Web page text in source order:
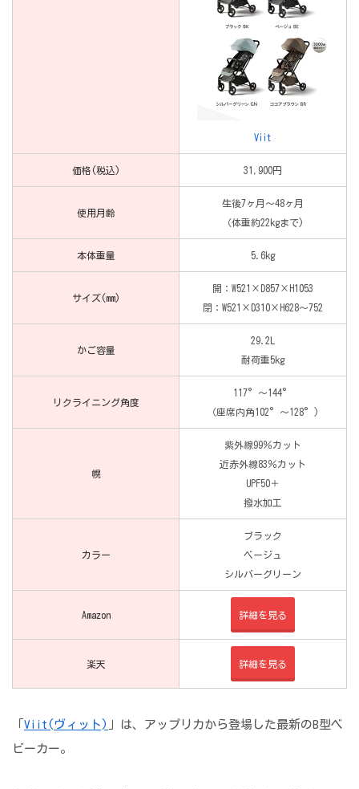
Viit
価格(税込) 31,900円
使用月齢
生後7ヶ月～48ヶ月
（体重約22kgまで)
本体重量 5.6kg
サイズ(mm)
開：W521×D857×H1053
閉：W521×D310×H628～752
かご容量
29.2L
耐荷重5kg
リクライニング角度
117°～144°
（座席内角102°～128°)
幌
紫外線99％カット
近赤外線83％カット
UPF50＋
撥水加工
カラー
ブラック
ベージュ
シルバーグリーン
Amazon 詳細を見る
楽天 詳細を見る
「 Viit(ヴィット) 」は、アップリカから登場した最新のB型ベ
ビーカー。